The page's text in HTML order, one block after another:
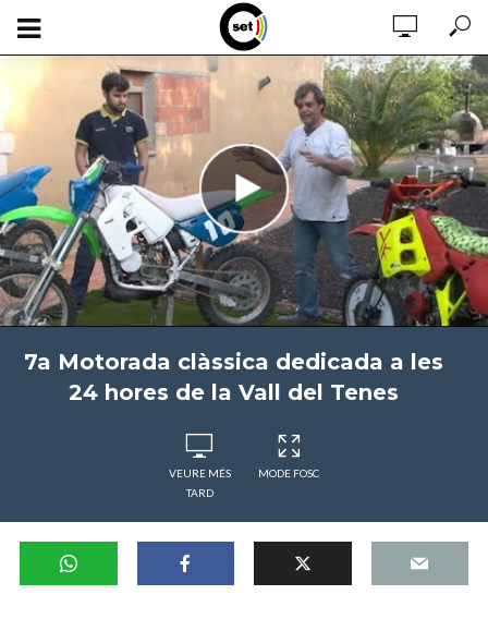
7a Motorada clàssica dedicada a les
24 hores de la Vall del Tenes
VEURE MÉS
TARD
MODE FOSC